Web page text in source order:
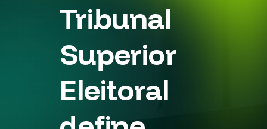
Tribunal
Superior
Eleitoral